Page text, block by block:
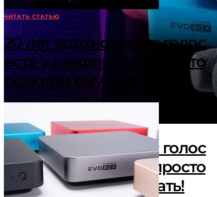
20 лет вдохновения: голос
есть у каждого, мы просто
помогли ему зазвучать!
ЧИТАТЬ СТАТЬЮ
20 лет вдохновения: голос
есть у каждого, мы просто
помогли ему зазвучать!